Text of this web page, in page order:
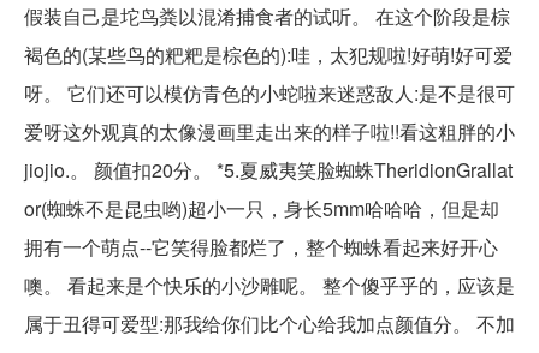
假装自己是坨鸟粪以混淆捕食者的试听。 在这个阶段是棕
褐色的(某些鸟的粑粑是棕色的):哇，太犯规啦!好萌!好可爱
呀。 它们还可以模仿青色的小蛇啦来迷惑敌人:是不是很可
爱呀这外观真的太像漫画里走出来的样子啦!!看这粗胖的小
jiojio.。 颜值扣20分。 *5.夏威夷笑脸蜘蛛TheridionGrallat
or(蜘蛛不是昆虫哟)超小一只，身长5mm哈哈哈，但是却
拥有一个萌点--它笑得脸都烂了，整个蜘蛛看起来好开心
噢。 看起来是个快乐的小沙雕呢。 整个傻乎乎的，应该是
属于丑得可爱型:那我给你们比个心给我加点颜值分。 不加